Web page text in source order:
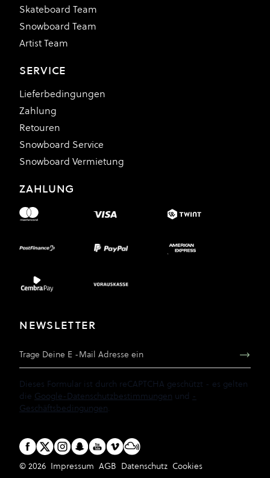
Skateboard Team
Snowboard Team
Artist Team
SERVICE
Lieferbedingungen
Zahlung
Retouren
Snowboard Service
Snowboard Vermietung
ZAHLUNG
NEWSLETTER
Dieses Formular ist durch reCAPTCHA geschützt - es gelten
die Google-Datenschutzbestimmungen und -
Geschäftsbedingungen.
© 2026 Impressum AGB Datenschutz Cookies